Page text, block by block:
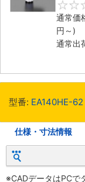
通常価
円 ～)
通常出
型番: EA140HE-62
仕様・寸法情報
※CADデータはPCで